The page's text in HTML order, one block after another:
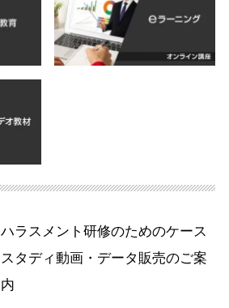
ハラスメント研修のためのケース
スタディ動画・データ販売のご案
内